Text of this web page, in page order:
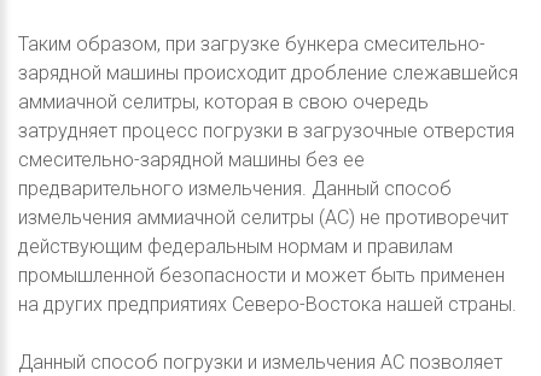
Таким образом, при загрузке бункера смесительно-
зарядной машины происходит дробление слежавшейся
аммиачной селитры, которая в свою очередь
затрудняет процесс погрузки в загрузочные отверстия
смесительно-зарядной машины без ее
предварительного измельчения. Данный способ
измельчения аммиачной селитры (АС) не противоречит
действующим федеральным нормам и правилам
промышленной безопасности и может быть применен
на других предприятиях Северо-Востока нашей страны.
Данный способ погрузки и измельчения АС позволяет